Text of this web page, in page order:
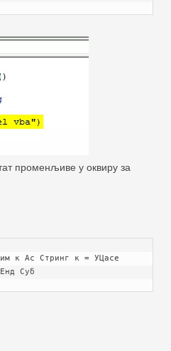
променљиве у оквиру за
к Ас Стринг к = УЦасе
Суб